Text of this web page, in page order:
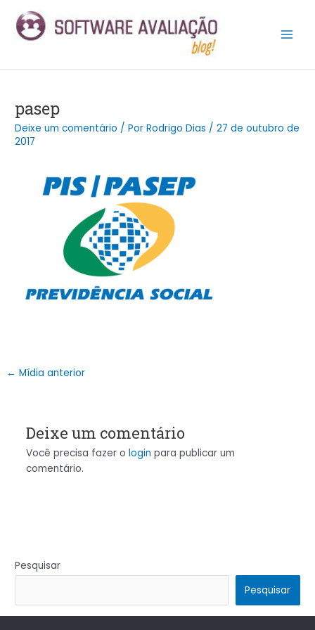
para
pasep
Deixe um comentário / PorRodrigo Dias /27 de outubro de
2017
navigation
← Mídia anterior
Deixe um comentário
Você precisa fazer o login para publicar um
comentário.
Pesquisar
Pesquisar